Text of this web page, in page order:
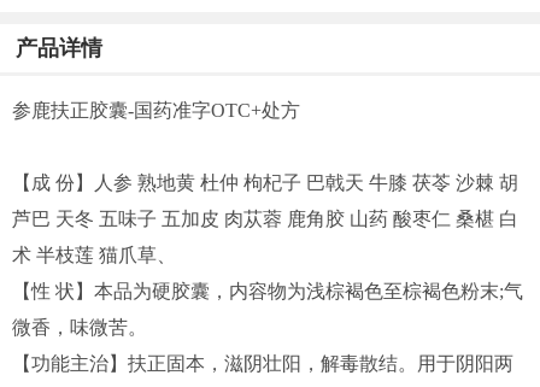
产品详情
参鹿扶正胶囊-国药准字OTC+处方
【成 份】人参 熟地黄 杜仲 枸杞子 巴戟天 牛膝 茯苓 沙棘 胡
芦巴 天冬 五味子 五加皮 肉苁蓉 鹿角胶 山药 酸枣仁 桑椹 白
术 半枝莲 猫爪草、
【性 状】本品为硬胶囊，内容物为浅棕褐色至棕褐色粉末;气
微香，味微苦。
【功能主治】扶正固本，滋阴壮阳，解毒散结。用于阴阳两